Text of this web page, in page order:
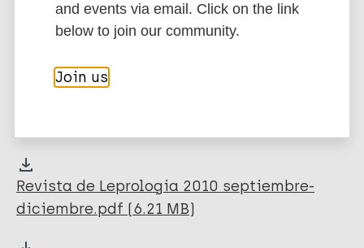
Revista de Leprologia 2011 mayo-
agosto.pdf (1.74 MB)
Revista de Leprologia 2010 septiembre-
diciembre.pdf (6.21 MB)
and events via email. Click on the link
below to join our community.
Join us